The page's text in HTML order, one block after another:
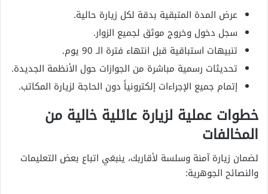
عرض المدة المتبقية بدقة لكل زيارة حالية.
سجل دخول وخروج موثق لجميع الزوار.
تنبيهات استباقية قبل انتهاء فترة الـ 90 يوم.
تحديثات رسمية مباشرة من الجوازات حول الأنظمة الجديدة.
إتمام جميع الإجراءات إلكترونياً دون الحاجة لزيارة المكاتب.
خطوات عملية لزيارة عائلية خالية من
المخالفات
لضمان زيارة آمنة وسلسة لأقاربك، ينبغي اتباع بعض التعليمات
والنصائح الجوهرية: